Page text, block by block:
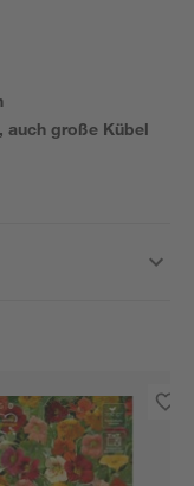
auch große Kübel